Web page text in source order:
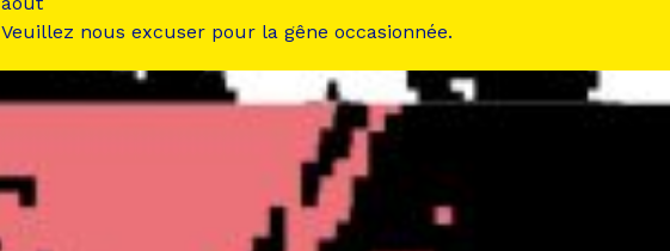
Veuillez nous excuser pour la gêne occasionnée.